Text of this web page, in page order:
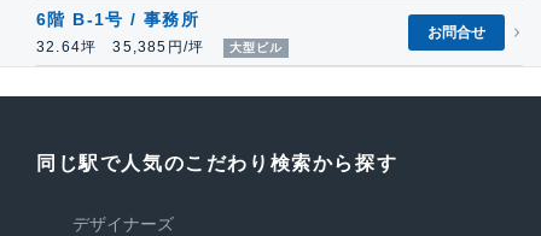
6階 B-1号 / 事務所
32.64坪 35,385円/坪 大型ビル
お問合せ
同じ駅で人気のこだわり検索から探す
デザイナーズ